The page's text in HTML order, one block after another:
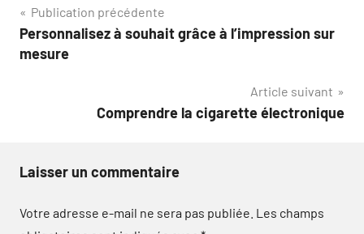
Navigation
de
Publication précédente
Personnalisez à souhait grâce à l’impression sur
mesure
Article suivant
Comprendre la cigarette électronique
Laisser un commentaire
Votre adresse e-mail ne sera pas publiée. Les champs